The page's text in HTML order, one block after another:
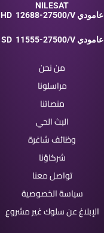
NILESAT
HD
12688-27500/V عامودي
SD 11555-27500/V عامودي
من نحن
مراسلونا
منصاتنا
البث الحي
وظائف شاغرة
شركاؤنا
تواصل معنا
سياسة الخصوصية
الإبلاغ عن سلوك غير مشروع